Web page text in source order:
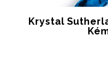
Krystal